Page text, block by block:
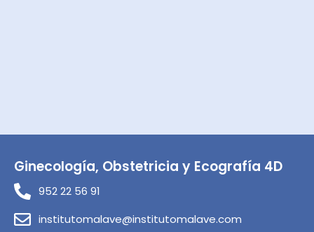
Ginecología, Obstetricia y Ecografía 4D
952 22 56 91
institutomalave@institutomalave.com